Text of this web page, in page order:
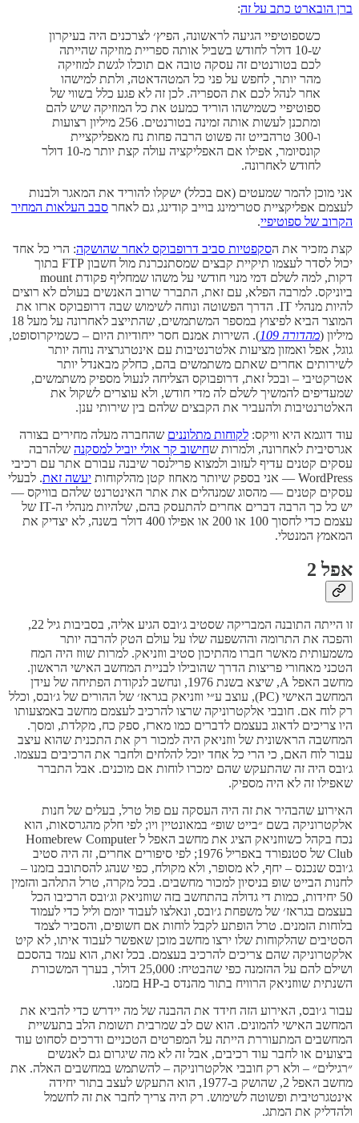
ברן הובארט כתב על זה:
כשספוטיפיי הגיעה לראשונה, הפיץ׳ לצרכנים היה בעיקרון
ש-10 דולר לחודש בשביל אותה ספריית מוזיקה שהייתה
לכם בטורנטים זה עסקה טובה אם תוכלו לגשת למוזיקה
מהר יותר, לחפש על פני כל המטהדאטה, ולתת למישהו
אחר לנהל לכם את הספריה. לכן זה לא פגע כלל בשווי של
ספוטיפיי כשמישהו הוריד כמעט את כל המוזיקה שיש להם
ומתכנן לעשות אותה זמינה בטורנטים. 256 מיליון רצועות
ו-300 טרהבייט זה פשוט הרבה פחות נח מאפליקציית
קונסיומר, אפילו אם האפליקציה עולה קצת יותר מ-10 דולר
לחודש לאחרונה.
אני מוכן להמר שמעטים (אם בכלל) ישקלו להוריד את המאגר ולבנות
לעצמם אפליקציית סטרימינג בוייב קודינג, גם לאחר סבב העלאות המחיר
הקרוב של ספוטיפיי.
קצת מזכיר את הסקפטיות סביב דרופבוקס לאחר שהושקה: הרי כל אחד
יכול לסדר לעצמו תיקיית קבצים שמסתנכרנת מול חשבון FTP בתוך
דקות, למה לשלם דמי מנוי חודשי על משהו שמחליף פקודת mount
ביוניקס. למרבה הפלא, עם זאת, התברר שרוב האנשים בעולם לא רוצים
להיות מנהלי IT. הדרך הפשוטה ונוחה לשימוש שבה דרופבוקס ארזו את
המוצר הביא לפיצוץ במספר המשתמשים, שהתייצב לאחרונה על מעל 18
מיליון (מהדורה 109
). השירות אמנם חסר ייחודיות היום – כשמיקרוסופט,
גוגל, אפל ואמזון מציעות אלטרנטיבות עם אינטרגרציה נוחה יותר
לשירותים אחרים שאתם משתמשים בהם, כחלק מבאנדל יותר
אטרקטיבי – ובכל זאת, דרופבוקס הצליחה לנעול מספיק משתמשים,
שמעדיפים להמשיך לשלם לה מדי חודש, ולא עוצרים לשקול את
האלטרנטיבות ולהעביר את הקבצים שלהם בין שירותי ענן.
עוד דוגמא היא וויקס: לקוחות מתלוננים שהחברה מעלה מחירים בצורה
אגרסיבית לאחרונה, ולמרות שחישוב קר אולי יוביל למסקנה שלהרבה
עסקים קטנים עדיף לעזוב ולמצוא פרילנסר שיבנה עבורם אתר עם רכיבי
WordPress — אני בספק שיותר מאחוז קטן מהלקוחות
יעשה זאת. לבעלי
עסקים קטנים — מהסוג שמנהלים את אתר האינטרנט שלהם בוויקס —
יש כל כך הרבה דברים אחרים להתעסק בהם, שלהיות מנהלי ה-IT של
עצמם כדי לחסוך 100 או 200 או אפילו 400 דולר בשנה, לא יצדיק את
המאמץ המנטלי.
אפל 2
זו הייתה התובנה המבריקה שסטיב ג׳ובס הגיע אליה, בסביבות גיל 22,
והפכה את התרומה וההשפעה שלו על עולם הטק להרבה יותר
משמעותית מאשר חברו מהתיכון סטיב ווזניאק. למרות שווז היה המח
הטכני מאחורי פריצות הדרך שהובילו לבניית המחשב האישי הראשון.
מחשב האפל A, שיצא בשנת 1976, ונחשב לנקודת הפתיחה של עידן
המחשב האישי (PC), עוצב ע״י ווזניאק בגראז׳ של ההורים של ג׳ובס, וכלל
רק לוח אם. חובבי אלקטרוניקה שרצו להרכיב לעצמם מחשב באמצעותו
היו צריכים לדאוג בעצמם לדברים כמו מארז, ספק כח, מקלדת, ומסך.
המחשבה הראשונית של ווזניאק היה למכור רק את התכנית שהוא עיצב
עבור לוח האם, כי הרי כל אחד יוכל להלחים ולחבר את הרכיבים בעצמו.
ג׳ובס היה זה שהתעקש שהם ימכרו לוחות אם מוכנים. אבל התברר
שאפילו זה לא היה מספיק.
האירוע שהבהיר את זה היה העסקה עם פול טרל, בעלים של חנות
אלקטרוניקה בשם ״בייט שופ״ במאונטיין ויו; לפי חלק מהגרסאות, הוא
נכח בקהל כשווזניאק הציג את מחשב האפל ל Homebrew Computer
Club של סטנפורד באפריל 1976; לפי סיפורים אחרים, זה היה סטיב
ג׳ובס שנכנס – יחף, לא מסופר, ולא מקולח, כפי שנהג להסתובב בזמנו –
לחנות הבייט שופ בניסיון למכור מחשבים. בכל מקרה, טרל התלהב והזמין
50 יחידות, כמות די גדולה בהתחשב בזה שווזניאק וג׳ובס הרכיבו הכל
בעצמם בגראז׳ של משפחת ג׳ובס, ונאלצו לעבוד יומם וליל כדי לעמוד
בלוחות הזמנים. טרל הופתע לקבל לוחות אם חשופים, והסביר לצמד
הסטיבים שהלקוחות שלו ירצו מחשב מוכן שאפשר לעבוד איתו, לא קיט
אלקטרוניקה שהם צריכים להרכיב בעצמם. בכל זאת, הוא עמד בהסכם
ושילם להם על ההזמנה כפי שהבטיח: 25,000 דולר, בערך המשכורת
השנתית שווזניאק הרוויח בתור מהנדס ב-HP בזמנו.
עבור ג׳ובס, האירוע הזה חידד את ההבנה של מה יידרש כדי להביא את
המחשב האישי להמונים. הוא שם לב שמרבית תשומת הלב בתעשיית
המחשבים המתעוררת הייתה על המפרטים הטכניים ודרכים לסחוט עוד
ביצועים או לחבר עוד רכיבים, אבל זה לא מה שיגרום גם לאנשים
״רגילים״ – ולא רק חובבי אלקטרוניקה – להשתמש במחשבים האלה. את
מחשב האפל 2, שהושק ב-1977, הוא התעקש לעצב בתור יחידה
אינטגרטיבית ופשוטה לשימוש. רק היה צריך לחבר את זה לחשמל
ולהדליק את המתג.